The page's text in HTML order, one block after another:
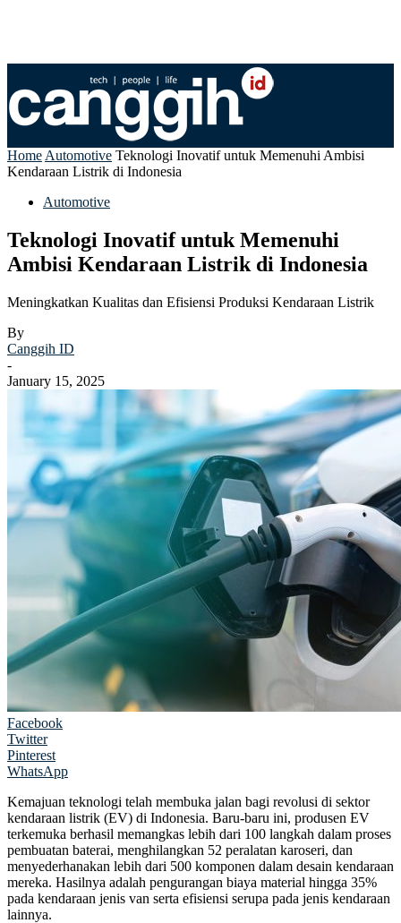
Home Automotive Teknologi Inovatif untuk Memenuhi Ambisi
Kendaraan Listrik di Indonesia
Automotive
Teknologi Inovatif untuk Memenuhi
Ambisi Kendaraan Listrik di Indonesia
Meningkatkan Kualitas dan Efisiensi Produksi Kendaraan Listrik
By
Canggih ID
-
January 15, 2025
Facebook
Twitter
Pinterest
WhatsApp
Kemajuan teknologi telah membuka jalan bagi revolusi di sektor
kendaraan listrik (EV) di Indonesia. Baru-baru ini, produsen EV
terkemuka berhasil memangkas lebih dari 100 langkah dalam proses
pembuatan baterai, menghilangkan 52 peralatan karoseri, dan
menyederhanakan lebih dari 500 komponen dalam desain kendaraan
mereka. Hasilnya adalah pengurangan biaya material hingga 35%
pada kendaraan jenis van serta efisiensi serupa pada jenis kendaraan
lainnya.